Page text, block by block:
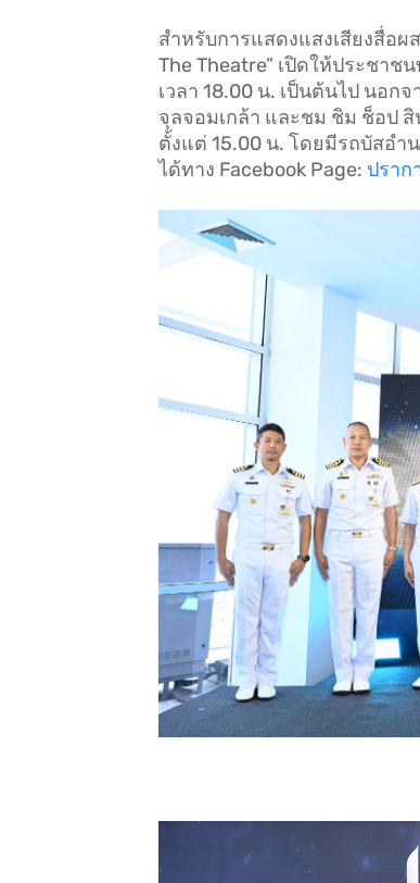
สำหรับการแสดงแสงเสียงสื่อผ
The Theatre” เปิดให้ประชาช
เวลา 18.00 น. เป็นต้นไป นอก
จุลจอมเกล้า และชม ชิม ช็อป
ตั้งแต่ 15.00 น. โดยมีรถบัสอ
ได้ทาง Facebook Page: ปราก